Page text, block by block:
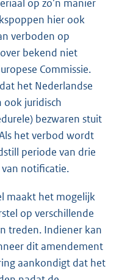
op zo’n manier
hier ook
verboden op
bekend niet
Commissie.
het Nederlandse
juridisch
bezwaren stuit
het verbod wordt
periode van drie
notificatie.
maakt het mogelijk
op verschillende
treden. Indiener kan
dit amendement
aankondigt dat het